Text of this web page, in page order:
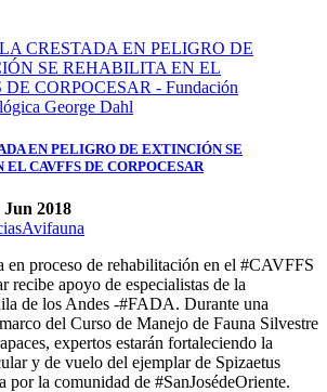
EN PELIGRO DE EXTINCIÓN SE
CAVFFS DE CORPOCESAR
Jun 2018
Avifauna
en proceso de rehabilitación en el #CAVFFS
recibe apoyo de especialistas de la
de los Andes -#FADA. Durante una
del Curso de Manejo de Fauna Silvestre
expertos estarán fortaleciendo la
y de vuelo del ejemplar de Spizaetus
por la comunidad de #SanJosédeOriente.